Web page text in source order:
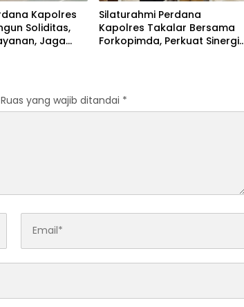
Kapolres
Soliditas,
Jaga
Silaturahmi Perdana
Kapolres Takalar Bersama
Forkopimda, Perkuat Sinergi
Ruas yang wajib ditandai *